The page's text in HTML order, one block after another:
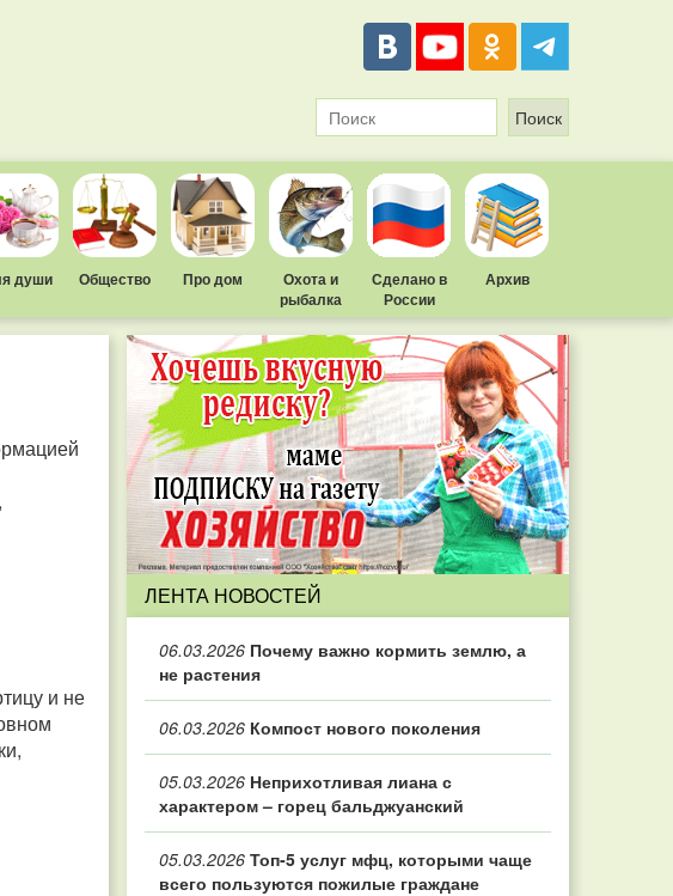
души Общество Про дом
Охота и
рыбалка
Сделано в
России
Архив
и не
ЛЕНТА НОВОСТЕЙ
06.03.2026 Почему важно кормить землю, а
не растения
06.03.2026 Компост нового поколения
05.03.2026 Неприхотливая лиана с
характером – горец бальджуанский
05.03.2026 Топ‑5 услуг мфц, которыми чаще
всего пользуются пожилые граждане